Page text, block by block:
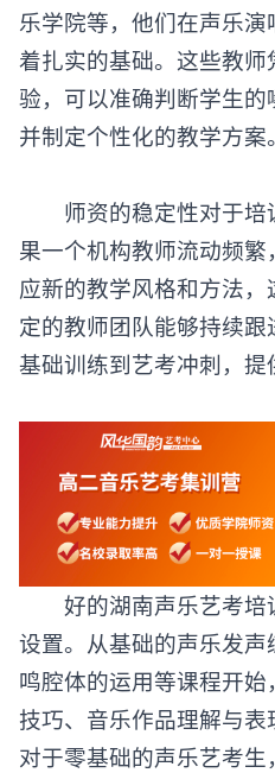
乐学院等，他们在声乐
着扎实的基础。这些教
验，可以准确判断学生的
并制定个性化的教学方案。
师资的稳定性对于培
果一个机构教师流动频
应新的教学风格和方法
定的教师团队能够持续
基础训练到艺考冲刺，提
好的湖南声乐艺考培
设置。从基础的声乐发
鸣腔体的运用等课程开
技巧、音乐作品理解与表
对于零基础的声乐艺考